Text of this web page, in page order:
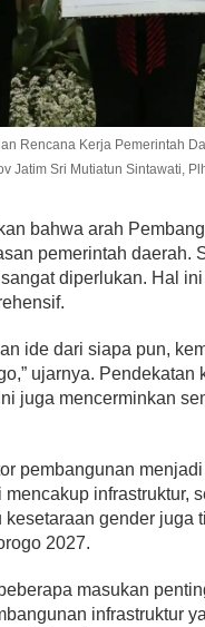
Rencana Kerja Pemerintah
Jatim Sri Mutiatun Sintawati,
bahwa arah
pemerintah daerah.
diperlukan. Hal
ide dari siapa pun,
ujarnya.
juga mencerminkan
pembangunan
infrastruktur,
kesetaraan gender juga
2027.
masukan
infrastruktur